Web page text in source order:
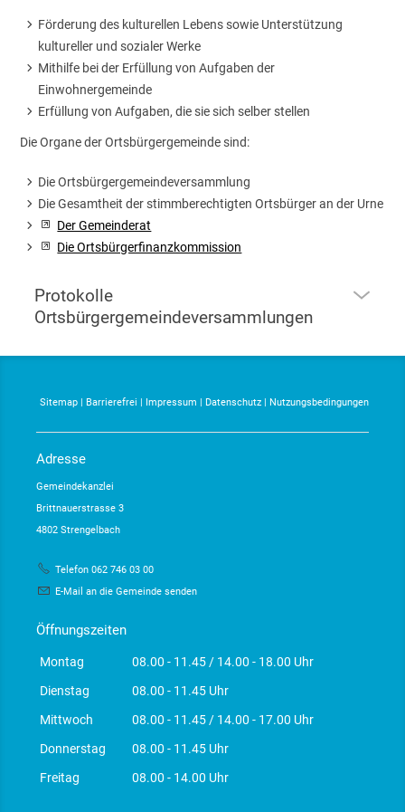
Förderung des kulturellen Lebens sowie Unterstützung
kultureller und sozialer Werke
Mithilfe bei der Erfüllung von Aufgaben der
Einwohnergemeinde
Erfüllung von Aufgaben, die sie sich selber stellen
Die Organe der Ortsbürgergemeinde sind:
Die Ortsbürgergemeindeversammlung
Die Gesamtheit der stimmberechtigten Ortsbürger an der Urne
Der Gemeinderat
Die Ortsbürgerfinanzkommission
Protokolle
Ortsbürgergemeindeversammlungen
Sitemap | Barrierefrei | Impressum | Datenschutz| Nutzungsbedingungen
Adresse
Gemeindekanzlei
Brittnauerstrasse 3
4802 Strengelbach
Telefon 062 746 03 00
E-Mail an die Gemeinde senden
Öffnungszeiten
Montag
08.00 - 11.45 / 14.00 - 18.00 Uhr
Dienstag
08.00 - 11.45 Uhr
Mittwoch
08.00 - 11.45 / 14.00 - 17.00 Uhr
Donnerstag
08.00 - 11.45 Uhr
Freitag
08.00 - 14.00 Uhr